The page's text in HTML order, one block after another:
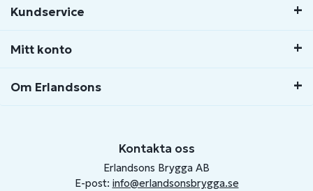
Kundservice
Mitt konto
Om Erlandsons
Kontakta oss
Erlandsons Brygga AB
E-post: info@erlandsonsbrygga.se